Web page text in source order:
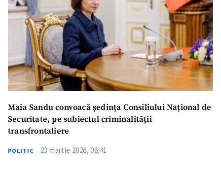
Maia Sandu convoacă ședința Consiliului Național de
Securitate, pe subiectul criminalității
transfrontaliere
POLITIC 23 martie 2026, 06:41